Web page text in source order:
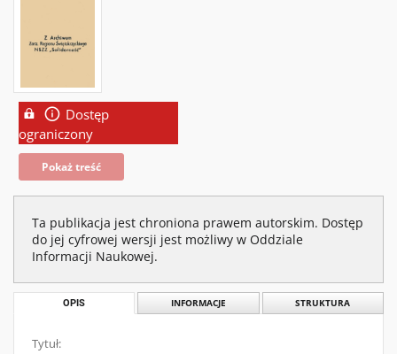
Dostęp
ograniczony
Pokaż treść
Ta publikacja jest chroniona prawem autorskim. Dostęp
do jej cyfrowej wersji jest możliwy w Oddziale
Informacji Naukowej.
OPIS INFORMACJE STRUKTURA
Tytuł: